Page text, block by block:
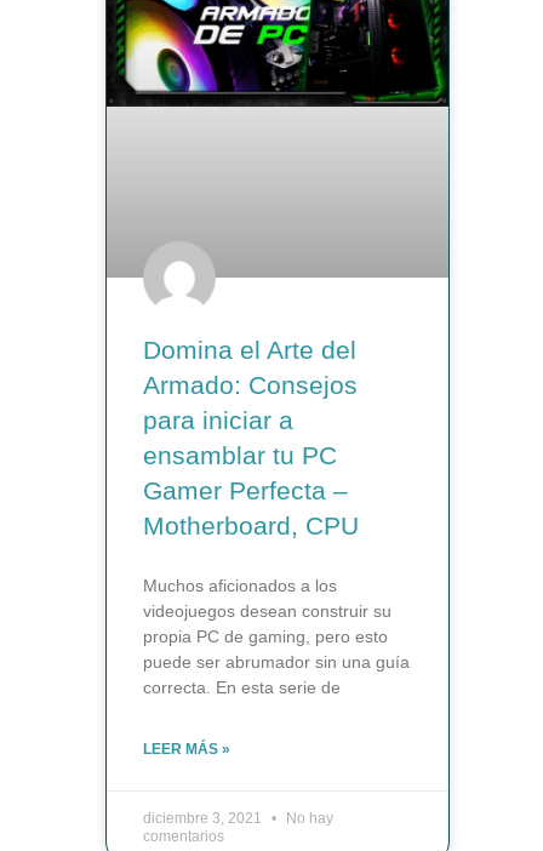
Domina el Arte del
Armado: Consejos
para iniciar a
ensamblar tu PC
Gamer Perfecta –
Motherboard, CPU
Muchos aficionados a los
videojuegos desean construir su
propia PC de gaming, pero esto
puede ser abrumador sin una guía
correcta. En esta serie de
LEER MÁS »
diciembre 3, 2021
No hay
comentarios